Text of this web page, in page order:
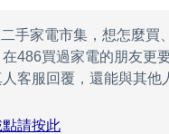
二手家電市集，想怎麼買
486買過家電的朋友更
客服回覆，還能與其他
請按此